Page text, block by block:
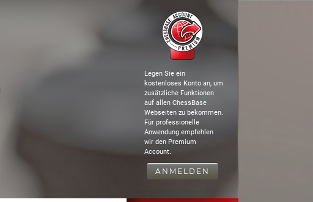
Legen Sie ein
kostenloses Konto an, um
zusätzliche Funktionen
auf allen ChessBase
Webseiten zu bekommen.
Für professionelle
Anwendung empfehlen
wir den Premium
Account.
ANMELDEN